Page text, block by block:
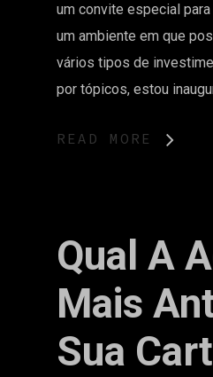
um convite especial
um ambiente em que
vários tipos de
por tópicos, estou
READ MORE
Qual A
Mais
Sua